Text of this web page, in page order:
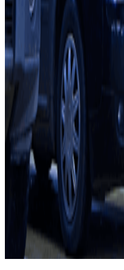
Contacto
Contacte-nos
FAQ
Pode utilizar estes
Termos de utilização e
Condições de
Política de cookies
Gerir cookies
Política de privacidade
Whistleblowing
©2026 Parclick. All rights